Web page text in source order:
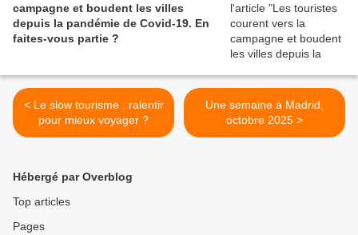
campagne et boudent les villes
depuis la pandémie de Covid‑19. En
faites‑vous partie ?
< Le slow tourisme : ralentir
pour mieux voyager ?
Une semaine à Madrid,
octobre 2025 >
Hébergé par Overblog
Top articles
Pages